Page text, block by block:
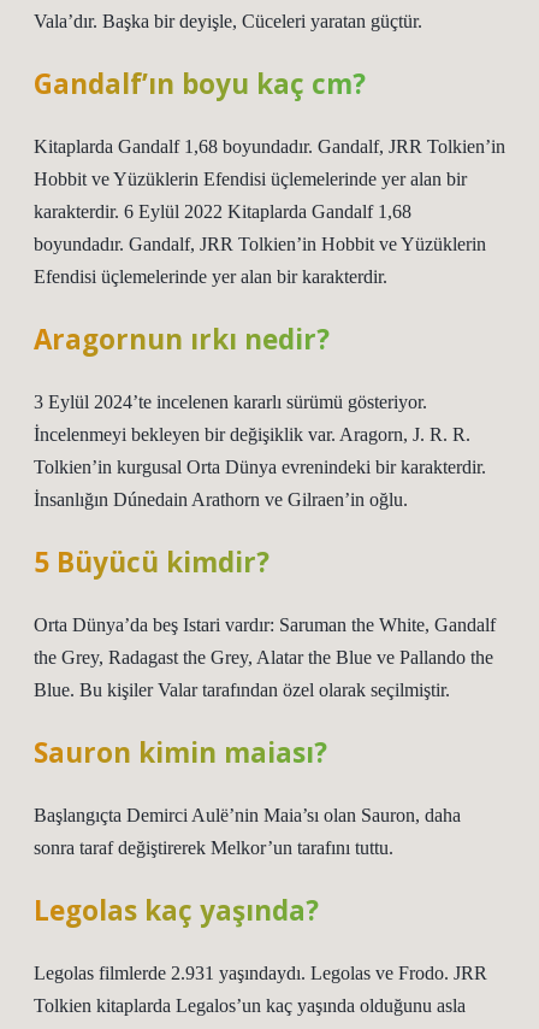
Vala’dır. Başka bir deyişle, Cüceleri yaratan güçtür.
Gandalf’ın boyu kaç cm?
Kitaplarda Gandalf 1,68 boyundadır. Gandalf, JRR Tolkien’in
Hobbit ve Yüzüklerin Efendisi üçlemelerinde yer alan bir
karakterdir. 6 Eylül 2022 Kitaplarda Gandalf 1,68
boyundadır. Gandalf, JRR Tolkien’in Hobbit ve Yüzüklerin
Efendisi üçlemelerinde yer alan bir karakterdir.
Aragornun ırkı nedir?
3 Eylül 2024’te incelenen kararlı sürümü gösteriyor.
İncelenmeyi bekleyen bir değişiklik var. Aragorn, J. R. R.
Tolkien’in kurgusal Orta Dünya evrenindeki bir karakterdir.
İnsanlığın Dúnedain Arathorn ve Gilraen’in oğlu.
5 Büyücü kimdir?
Orta Dünya’da beş Istari vardır: Saruman the White, Gandalf
the Grey, Radagast the Grey, Alatar the Blue ve Pallando the
Blue. Bu kişiler Valar tarafından özel olarak seçilmiştir.
Sauron kimin maiası?
Başlangıçta Demirci Aulë’nin Maia’sı olan Sauron, daha
sonra taraf değiştirerek Melkor’un tarafını tuttu.
Legolas kaç yaşında?
Legolas filmlerde 2.931 yaşındaydı. Legolas ve Frodo. JRR
Tolkien kitaplarda Legalos’un kaç yaşında olduğunu asla